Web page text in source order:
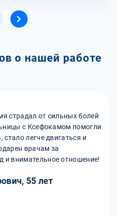
о нашей работе
страдал от сильных болей
с Ксефокамом помогли
стало легче двигаться и
врачам за
и внимательное отношение!
55 лет